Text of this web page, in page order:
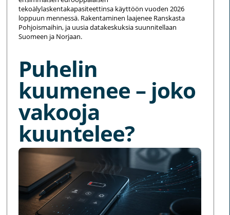
tekoälylaskentakapasiteettinsa käyttöön vuoden 2026
loppuun mennessä. Rakentaminen laajenee Ranskasta
Pohjoismaihin, ja uusia datakeskuksia suunnitellaan
Suomeen ja Norjaan.
Puhelin
kuumenee – joko
vakooja
kuuntelee?